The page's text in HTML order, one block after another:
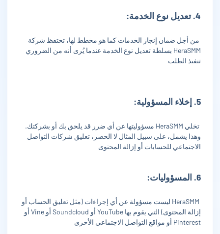
4. تعديل نوع الخدمة:
من أجل ضمان إنجاز الخدمات كما هو مخطط لها، تحتفظ شركة
HeraSMM بسلطة تعديل نوع الخدمة عندما يُرى أنه من الضروري
تنفيذ الطلب
5. إخلاء المسؤولية:
تخلي HeraSMM مسؤوليتها عن أي ضرر قد يلحق بك أو بشركتك.
وهذا يشمل، على سبيل المثال لا الحصر، تعليق شركات التواصل
الاجتماعي للحسابات أو إزالة المحتوى
6. المسؤوليات:
HeraSMM ليست مسؤولة عن أي إجراءات (مثل تعليق الحساب أو
إزالة المحتوى) التي يقوم بها YouTube أو Soundcloud أو Vine أو
Pinterest أو مواقع التواصل الاجتماعي الأخرى